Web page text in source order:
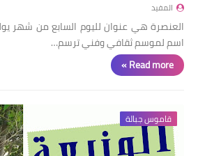
المفيد
العنصرة هي عنوان لليوم السابع من شهر
اسم لموسم ثقافي وفني ترسم…
Read more »
قاموس جبالة